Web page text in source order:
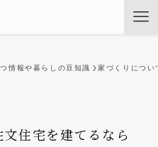
情報や暮らしの豆知識 家づくりについ
住宅を建てるなら